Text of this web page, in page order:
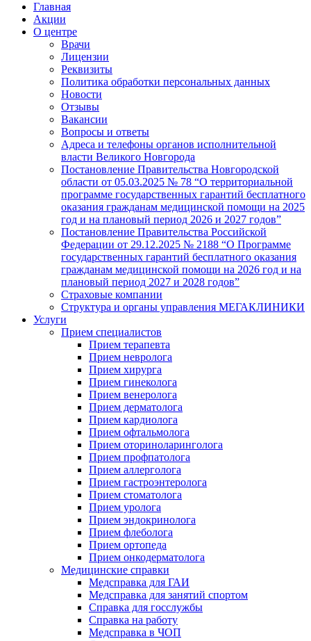
Главная
Акции
О центре
Врачи
Лицензии
Реквизиты
Политика обработки персональных данных
Новости
Отзывы
Вакансии
Вопросы и ответы
Адреса и телефоны органов исполнительной
власти Великого Новгорода
Постановление Правительства Новгородской
области от 05.03.2025 № 78 “О территориальной
программе государственных гарантий бесплатного
оказания гражданам медицинской помощи на 2025
год и на плановый период 2026 и 2027 годов”
Постановление Правительства Российской
Федерации от 29.12.2025 № 2188 “О Программе
государственных гарантий бесплатного оказания
гражданам медицинской помощи на 2026 год и на
плановый период 2027 и 2028 годов”
Страховые компании
Структура и органы управления МЕГАКЛИНИКИ
Услуги
Прием специалистов
Прием терапевта
Прием невролога
Прием хирурга
Прием гинеколога
Прием венеролога
Прием дерматолога
Прием кардиолога
Прием офтальмолога
Прием оториноларинголога
Прием профпатолога
Прием аллерголога
Прием гастроэнтеролога
Прием стоматолога
Прием уролога
Прием эндокринолога
Прием флеболога
Прием ортопеда
Прием онкодерматолога
Медицинские справки
Медсправка для ГАИ
Медсправка для занятий спортом
Справка для госслужбы
Справка на работу
Медсправка в ЧОП